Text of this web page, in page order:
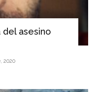
del asesino
2020